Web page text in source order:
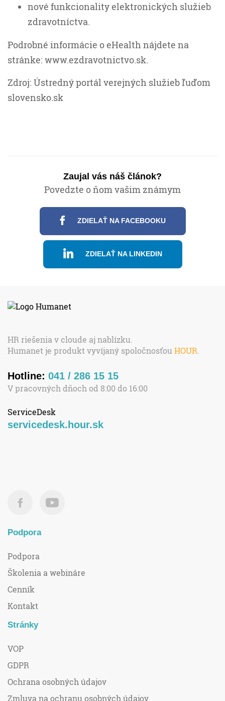
nové funkcionality elektronických služieb
zdravotníctva.
Podrobné informácie o eHealth nájdete na
stránke: www.ezdravotnictvo.sk.
Zdroj: Ústredný portál verejných služieb ľuďom
slovensko.sk
Zaujal vás náš článok?
Povedzte o ňom vašim známym
ZDIELAŤ NA FACEBOOKU
ZDIELAŤ NA LINKEDIN
HR riešenia v cloude aj nablízku.
Humanet je produkt vyvíjaný spoločnosťou HOUR
Hotline: 041 / 286 15 15
V pracovných dňoch od 8:00 do 16:00
ServiceDesk
servicedesk.hour.sk
Podpora
Podpora
Školenia a webináre
Cenník
Kontakt
Stránky
VOP
GDPR
Ochrana osobných údajov
Zmluva na ochranu osobných údajov